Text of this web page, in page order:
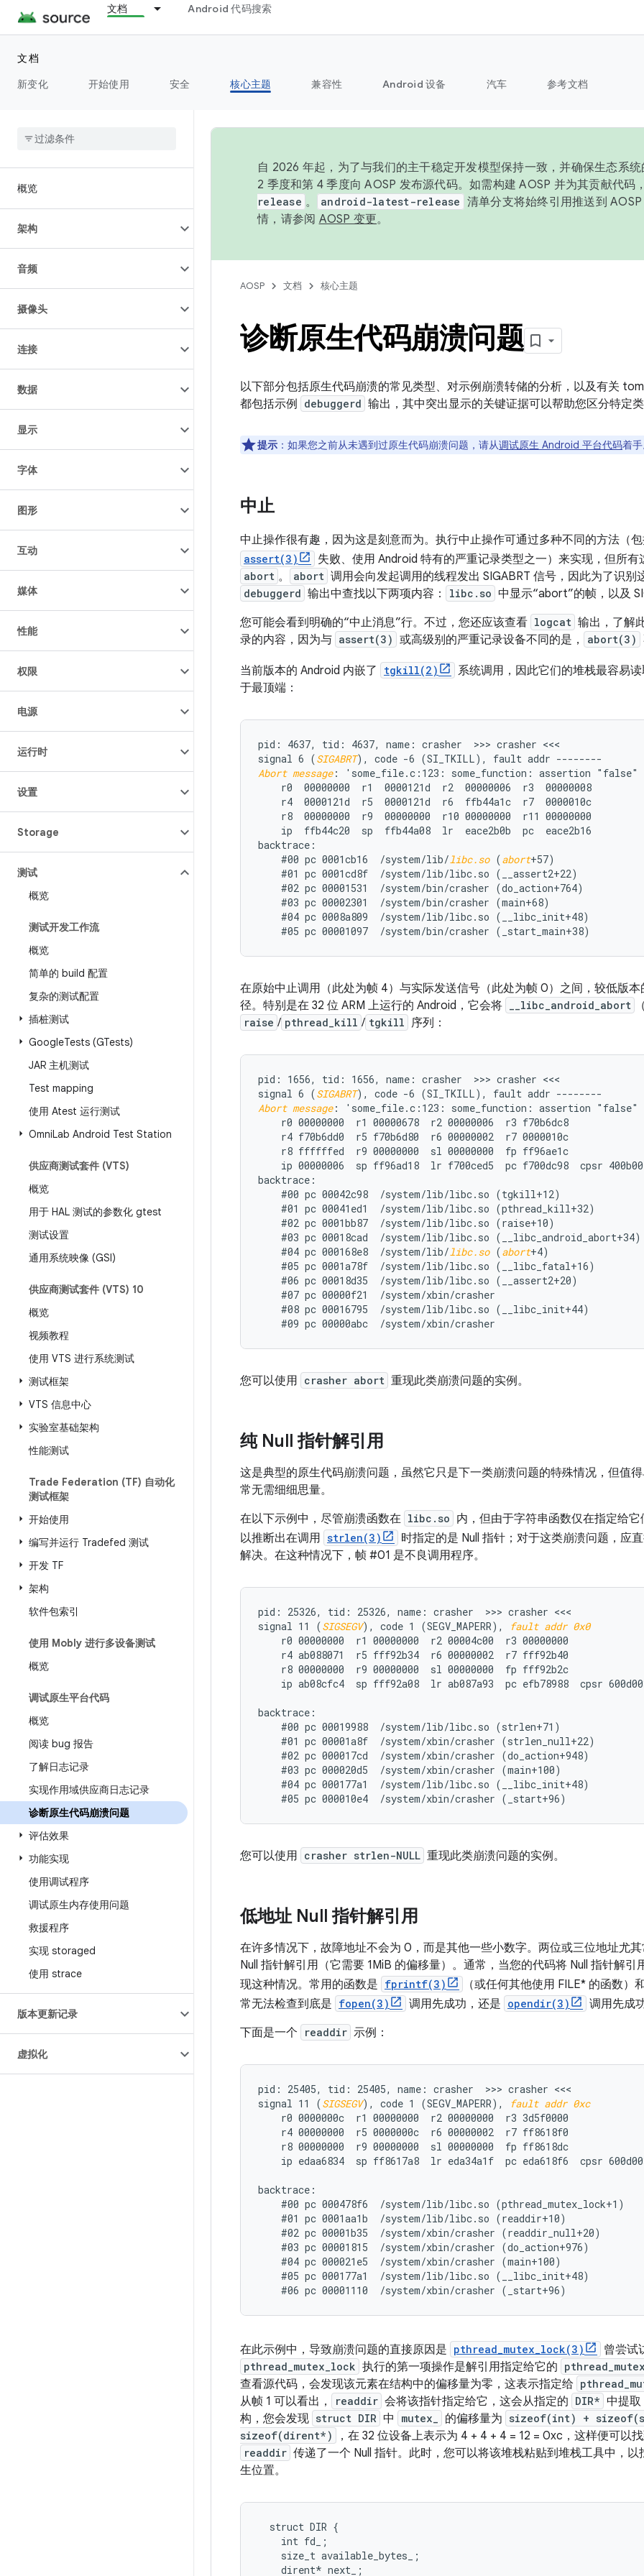
文档 Android 代码搜索
文档
新变化
开始使用 安全 核心主题 兼容性 Android 设备 汽车 参考文档
概览
架构
音频
摄像头
连接
数据
显示
字体
图形
互动
媒体
性能
权限
电源
运行时
设置
Storage
测试
概览
测试开发工作流
概览
简单的 build 配置
复杂的测试配置
插桩测试
GoogleTests (GTests)
JAR 主机测试
Test mapping
使用 Atest 运行测试
OmniLab Android Test Station
供应商测试套件 (VTS)
概览
用于 HAL 测试的参数化 gtest
测试设置
通用系统映像 (GSI)
供应商测试套件 (VTS) 10
概览
视频教程
使用 VTS 进行系统测试
测试框架
VTS 信息中心
实验室基础架构
性能测试
Trade Federation (TF) 自动化
测试框架
开始使用
编写并运行 Tradefed 测试
开发 TF
架构
软件包索引
使用 Mobly 进行多设备测试
概览
调试原生平台代码
概览
阅读 bug 报告
了解日志记录
实现作用域供应商日志记录
诊断原生代码崩溃问题
评估效果
功能实现
使用调试程序
调试原生内存使用问题
救援程序
实现 storaged
使用 strace
版本更新记录
虚拟化
自 2026 年起，为了与我们的主干稳定开发模型保持一致，并确保生态系
2 季度和第 4 季度向 AOSP 发布源代码。如需构建 AOSP 并为其贡献代码
release 。 android-latest-release 清单分支将始终引用推送到
情，请参阅 AOSP 变更。
AOSP 文档 核心主题
诊断原生代码崩溃问题
以下部分包括原生代码崩溃的常见类型、对示例崩溃转储的分析，以及有关
都包括示例
debuggerd 输出，其中突出显示的关键证据可以帮助您区分特定
提示 ：如果您之前从未遇到过原生代码崩溃问题，请从调试原生 Android 平台代码着
中止
中止操作很有趣，因为这是刻意而为。执行中止操作可通过多种不同的方法（
assert(3) 失败、使用 Android 特有的严重记录类型之一）来实现，但所
abort 。 abort 调用会向发起调用的线程发出 SIGABRT 信号，因此为了识别
debuggerd 输出中查找以下两项内容： libc.so 中显示“abort”的帧，以及
您可能会看到明确的“中止消息”行。不过，您还应该查看 logcat 输出，了解
录的内容，因为与 assert(3) 或高级别的严重记录设备不同的是， abort(3)
当前版本的 Android 内嵌了 tgkill(2)
系统调用，因此它们的堆栈最容易
于最顶端：
pid: 4637, tid: 4637, name: crasher  >>> crasher <<<
signal 6 (SIGABRT
Abort message: 'some_file.c:123: some_function: assertion
    r0  00000000  r1  0000121d  r2  00000006  r3  00000008
    r4  0000121d  r5  0000121d  r6  ffb44a1c  r7  0000010c
    r8  00000000  r9  00000000  r10 00000000  r11 00000000
    ip  ffb44c20  sp  ffb44a08  lr  eace2b0b  pc  eace2b16
backtrace:
    #00 pc 0001cb16  /system/lib/
libc.so (abort+57)
    #01 pc 0001cd8f  /system/lib/libc.so (__assert2+22)
    #02 pc 00001531  /system/bin/crasher (do_action+764)
    #03 pc 00002301  /system/bin/crasher (main+68)
    #04 pc 0008a809  /system/lib/libc.so (__libc_init+48)
在原始中止调用（此处为帧 4）与实际发送信号（此处为帧 0）之间，较低版
径。特别是在 32 位 ARM 上运行的 Android，它会将
__libc_android_abort
raise / pthread_kill / tgkill 序列：
pid: 1656, tid: 1656, name: crasher  >>> crasher <<<
signal 6 (SIGABRT
Abort message: 'some_file.c:123: some_function: assertion
    r0 00000000  r1 00000678  r2 00000006  r3 f70b6dc8
    r4 f70b6dd0  r5 f70b6d80  r6 00000002  r7 0000010c
    r8 ffffffed  r9 00000000  sl 00000000  fp ff96ae1c
ip 00000006  sp ff96ad18  lr f700ced5  pc f700dc98  cpsr
backtrace:
    #00 pc 00042c98  /system/lib/libc.so (tgkill+12)
    #01 pc 00041ed1  /system/lib/libc.so (pthread_kill+32)
    #02 pc 0001bb87  /system/lib/libc.so (raise+10)
    #03 pc 00018cad  /system/lib/libc.so (__libc_android_abort+34)
    #04 pc 000168e8  /system/lib/
libc.so (abort+4)
    #05 pc 0001a78f  /system/lib/libc.so (__libc_fatal+16)
    #06 pc 00018d35  /system/lib/libc.so (__assert2+20)
    #07 pc 00000f21  /system/xbin/crasher
    #08 pc 00016795  /system/lib/libc.so (__libc_init+44)
您可以使用 crasher abort 重现此类崩溃问题的实例。
纯 Null 指针解引用
这是典型的原生代码崩溃问题，虽然它只是下一类崩溃问题的特殊情况，但值
常无需细细思量。
在以下示例中，尽管崩溃函数在 libc.so 内，但由于字符串函数仅在指定给
以推断出在调用 strlen(3)
时指定的是 Null 指针；对于这类崩溃问题，应
解决。在这种情况下，帧 #01 是不良调用程序。
pid: 25326, tid: 25326, name: crasher  >>> crasher <<<
signal 11 (SIGSEGV), code 1 (SEGV_MAPERR),
fault addr 0x0
    r0 00000000  r1 00000000  r2 00004c00  r3 00000000
    r4 ab088071  r5 fff92b34  r6 00000002  r7 fff92b40
    r8 00000000  r9 00000000  sl 00000000  fp fff92b2c
ip ab08cfc4  sp fff92a08  lr ab087a93  pc efb78988  cpsr
backtrace:
    #00 pc 00019988  /system/lib/libc.so (strlen+71)
    #01 pc 00001a8f  /system/xbin/crasher (strlen_null+22)
    #02 pc 000017cd  /system/xbin/crasher (do_action+948)
    #03 pc 000020d5  /system/xbin/crasher (main+100)
    #04 pc 000177a1  /system/lib/libc.so (__libc_init+48)
您可以使用 crasher strlen-NULL 重现此类崩溃问题的实例。
低地址 Null 指针解引用
在许多情况下，故障地址不会为 0，而是其他一些小数字。两位或三位地址尤
Null 指针解引用（它需要 1MiB 的偏移量）。通常，当您的代码将 Null 指针解
现这种情况。常用的函数是 fprintf(3)
（或任何其他使用 FILE* 的函数）
常无法检查到底是 fopen(3) 调用先成功，还是 opendir(3)
调用先成
下面是一个
readdir 示例：
pid: 25405, tid: 25405, name: crasher  >>> crasher <<<
signal 11 (SIGSEGV), code 1 (SEGV_MAPERR),
fault addr 0xc
    r0 0000000c  r1 00000000  r2 00000000  r3 3d5f0000
    r4 00000000  r5 0000000c  r6 00000002  r7 ff8618f0
    r8 00000000  r9 00000000  sl 00000000  fp ff8618dc
ip edaa6834  sp ff8617a8  lr eda34a1f  pc eda618f6  cpsr
backtrace:
    #00 pc 000478f6  /system/lib/libc.so (pthread_mutex_lock+1)
    #01 pc 0001aa1b  /system/lib/libc.so (readdir+10)
    #02 pc 00001b35  /system/xbin/crasher (readdir_null+20)
    #03 pc 00001815  /system/xbin/crasher (do_action+976)
    #04 pc 000021e5  /system/xbin/crasher (main+100)
    #05 pc 000177a1  /system/lib/libc.so (__libc_init+48)
在此示例中，导致崩溃问题的直接原因是 pthread_mutex_lock(3) 曾尝试
pthread_mutex_lock 执行的第一项操作是解引用指定给它的
查看源代码，会发现该元素在结构中的偏移量为零，这表示指定给
从帧 1 可以看出， readdir 会将该指针指定给它，这会从指定的 DIR* 中提取
构，您会发现 struct DIR 中 mutex_ 的偏移量为 sizeof(int) +
sizeof(dirent*)
，在 32 位设备上表示为 4 + 4 + 4 = 12 = 0xc，这样便可以
readdir 传递了一个 Null 指针。此时，您可以将该堆栈粘贴到堆栈工具中，
生位置。
  struct DIR {
    int fd_;
    size_t available_bytes_;
    dirent* next_;